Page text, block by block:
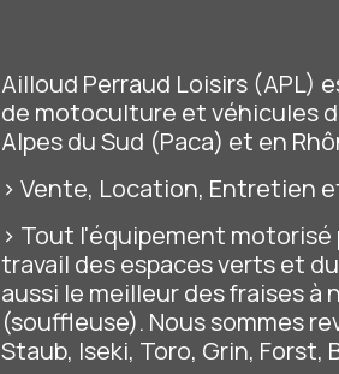
Ailloud Perraud Loisirs (APL)
de motoculture et véhicules
Alpes du Sud (Paca) et en
> Vente, Location, Entretien
> Tout l'équipement motorisé
travail des espaces verts et
aussi le meilleur des fraises à
(souffleuse). Nous sommes
Staub, Iseki, Toro, Grin, Forst,